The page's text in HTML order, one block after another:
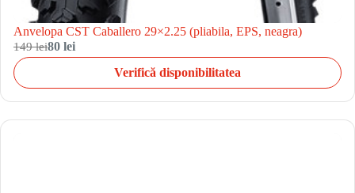
Anvelopa CST Caballero 29×2.25 (pliabila, EPS, neagra)
149 lei80 lei
Verifică disponibilitatea